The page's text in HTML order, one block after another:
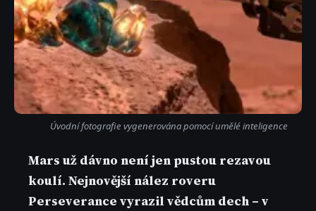
Úvodní fotografie vygenerována pomocí umělé inteligence
Mars už dávno není jen pustou rezavou
koulí. Nejnovější nález roveru
Perseverance vyrazil vědcům dech – v